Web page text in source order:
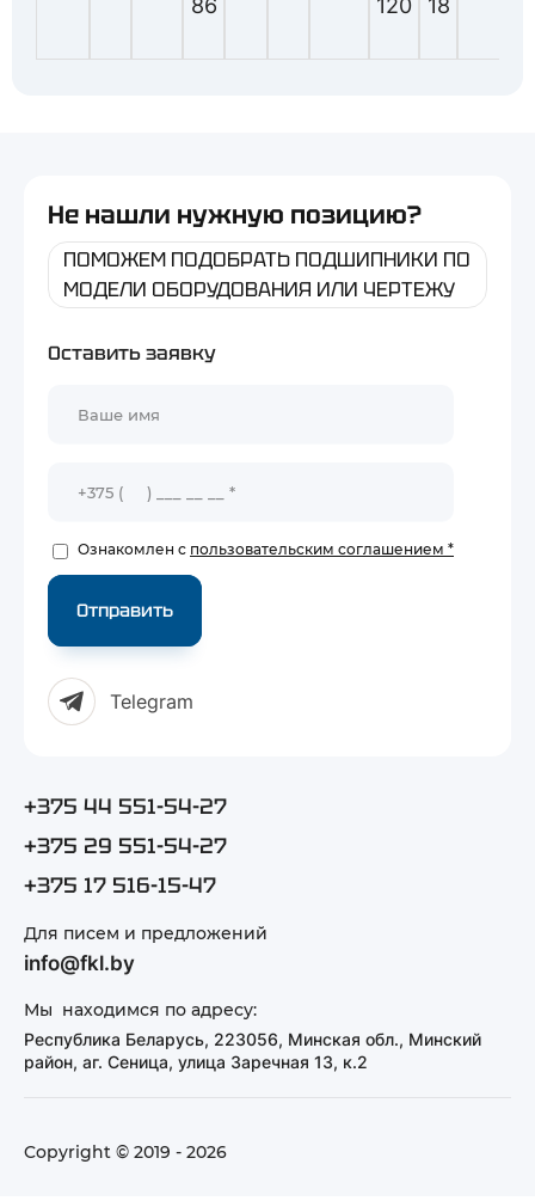
86
120 18
Не нашли нужную позицию?
ПОМОЖЕМ ПОДОБРАТЬ ПОДШИПНИКИ ПО
МОДЕЛИ ОБОРУДОВАНИЯ ИЛИ ЧЕРТЕЖУ
Оставить заявку
Ознакомлен с пользовательским соглашением *
Отправить
Telegram
+375 44 551-54-27
+375 29 551-54-27
+375 17 516-15-47
Для писем и предложений
info@fkl.by
Мы находимся по адресу:
Республика Беларусь, 223056, Минская обл., Минский
район, аг. Сеница, улица Заречная 13, к.2
Copyright © 2019 - 2026